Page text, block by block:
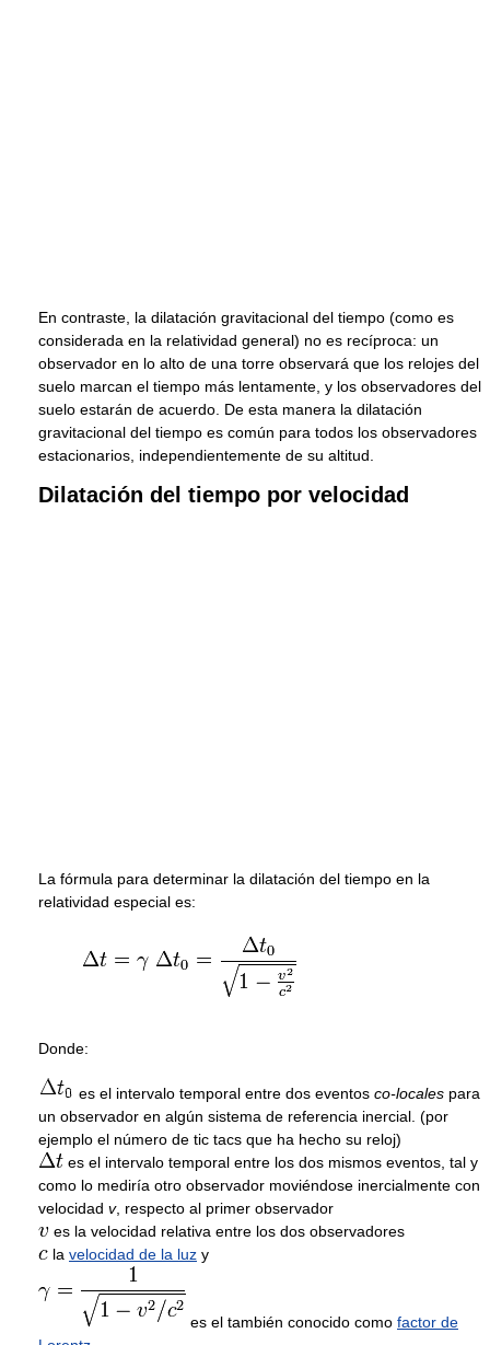
En contraste, la dilatación gravitacional del tiempo (como es
considerada en la relatividad general) no es recíproca: un
observador en lo alto de una torre observará que los relojes del
suelo marcan el tiempo más lentamente, y los observadores del
suelo estarán de acuerdo. De esta manera la dilatación
gravitacional del tiempo es común para todos los observadores
estacionarios, independientemente de su altitud.
Dilatación del tiempo por velocidad
La fórmula para determinar la dilatación del tiempo en la
relatividad especial es:
Donde:
es el intervalo temporal entre dos eventos co-locales para
un observador en algún sistema de referencia inercial. (por
ejemplo el número de tic tacs que ha hecho su reloj)
es el intervalo temporal entre los dos mismos eventos, tal y
como lo mediría otro observador moviéndose inercialmente con
velocidad v, respecto al primer observador
es la velocidad relativa entre los dos observadores
la velocidad de la luz y
es el también conocido como factor de